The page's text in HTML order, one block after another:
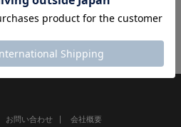
お問い合わせ 会社概要